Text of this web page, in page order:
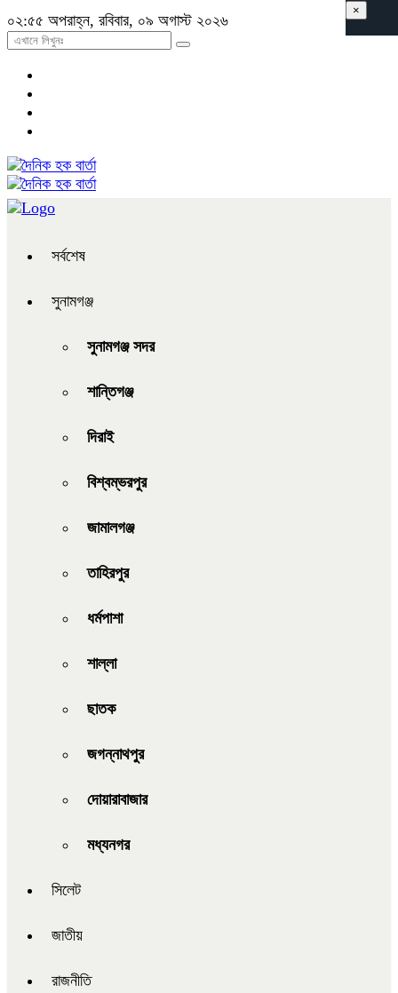
০২:৫৫ অপরাহ্ন, রবিবার, ০৯ অগাস্ট ২০২৬
সর্বশেষ
সুনামগঞ্জ
সুনামগঞ্জ সদর
শান্তিগঞ্জ
দিরাই
বিশ্বম্ভরপুর
জামালগঞ্জ
তাহিরপুর
ধর্মপাশা
শাল্লা
ছাতক
জগন্নাথপুর
দোয়ারাবাজার
মধ্যনগর
সিলেট
জাতীয়
রাজনীতি
×